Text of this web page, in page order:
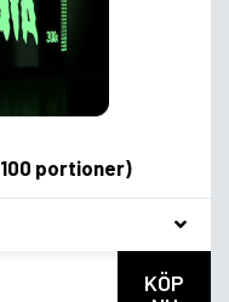
portioner)
KÖP